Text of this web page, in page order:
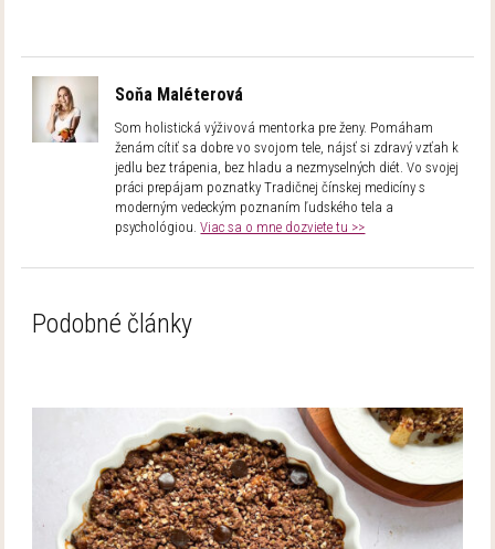
Soňa Maléterová
Som holistická výživová mentorka pre ženy. Pomáham
ženám cítiť sa dobre vo svojom tele, nájsť si zdravý vzťah k
jedlu bez trápenia, bez hladu a nezmyselných diét. Vo svojej
práci prepájam poznatky Tradičnej čínskej medicíny s
moderným vedeckým poznaním ľudského tela a
psychológiou.Viac sa o mne dozviete tu >>
Podobné články